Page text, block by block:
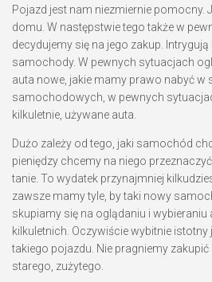
Pojazd jest nam niezmiernie pomocny.
domu. W następstwie tego także w
decydujemy się na jego zakup.
samochody. W pewnych sytuacjach
auta nowe, jakie mamy prawo nabyć w
samochodowych, w pewnych
kilkuletnie, używane auta.
Dużo zależy od tego, jaki samochód
pieniędzy chcemy na niego
tanie. To wydatek przynajmniej
zawsze mamy tyle, by taki nowy
skupiamy się na oglądaniu i wybieraniu
kilkuletnich. Oczywiście wybitnie
takiego pojazdu. Nie pragniemy
starego, zużytego.